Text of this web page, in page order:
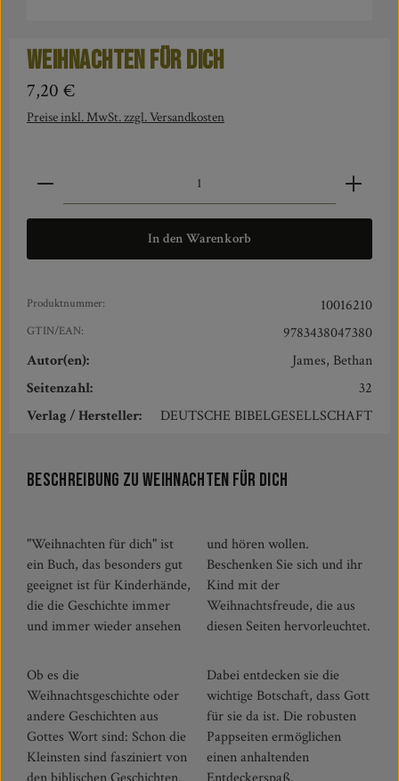
Weihnachten für dich
Regulärer Preis:
7,20 €
Preise inkl. MwSt. zzgl. Versandkosten
Produkt Anzahl: Gib den gewünschten Wert ein oder
In den Warenkorb
Produktnummer: 10016210
GTIN/EAN:
9783438047380
Autor(en):
James, Bethan
Seitenzahl:
32
Verlag / Hersteller:
DEUTSCHE BIBELGESELLSCHAFT
Beschreibung zu Weihnachten für dich
"Weihnachten für dich" ist
ein Buch, das besonders gut
geeignet ist für Kinderhände,
die die Geschichte immer
und immer wieder ansehen
und hören wollen.
Beschenken Sie sich und ihr
Kind mit der
Weihnachtsfreude, die aus
diesen Seiten hervorleuchtet.
Ob es die
Weihnachtsgeschichte oder
andere Geschichten aus
Gottes Wort sind: Schon die
Kleinsten sind fasziniert von
Dabei entdecken sie die
wichtige Botschaft, dass Gott
für sie da ist. Die robusten
Pappseiten ermöglichen
einen anhaltenden